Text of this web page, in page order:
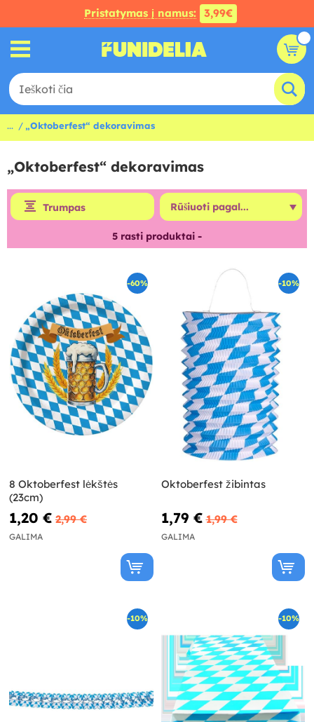
Pristatymas į namus: 3,99€
... „Oktoberfest“ dekoravimas
„Oktoberfest“ dekoravimas
Trumpas
5 rasti produktai -
-60%
8 Oktoberfest lėkštės
(23cm)
1,20 € 2,99 €
GALIMA
-10%
Oktoberfest žibintas
1,79 € 1,99 €
GALIMA
-10% -10%